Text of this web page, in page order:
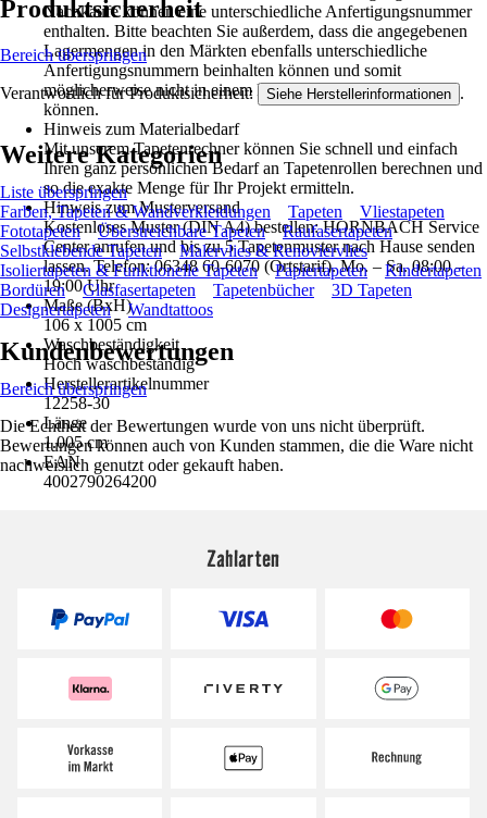
Nachkäufe können eine unterschiedliche Anfertigungsnummer
enthalten. Bitte beachten Sie außerdem, dass die angegebenen
Lagermengen in den Märkten ebenfalls unterschiedliche
Anfertigungsnummern beinhalten können und somit
möglicherweise nicht in einem Projekt verarbeitet werden
können.
Hinweis zum Materialbedarf
Mit unserem Tapetenrechner können Sie schnell und einfach
Ihren ganz persönlichen Bedarf an Tapetenrollen berechnen und
so die exakte Menge für Ihr Projekt ermitteln.
Hinweis zum Musterversand
Kostenloses Muster (DIN A4) bestellen: HORNBACH Service
Center anrufen und bis zu 5 Tapetenmuster nach Hause senden
lassen. Telefon: 06348 60-6070 (Ortstarif). Mo. – Sa. 08:00 –
19:00 Uhr
Maße (BxH)
106 x 1005 cm
Waschbeständigkeit
Hoch waschbeständig
Herstellerartikelnummer
12258-30
Länge
1.005 cm
EAN
4002790264200
Produktsicherheit
Bereich überspringen
Verantwortlich für Produktsicherheit: Siehe Herstellerinformationen .
Weitere Kategorien
Liste überspringen
Farben, Tapeten & Wandverkleidungen
Tapeten
Vliestapeten
Fototapeten
Überstreichbare Tapeten
Raufasertapeten
Selbstklebende Tapeten
Malervlies & Renoviervlies
Isoliertapeten & Funktionelle Tapeten
Papiertapeten
Kindertapeten
Bordüren
Glasfasertapeten Tapetenbücher
3D Tapeten
Designertapeten
Wandtattoos
Kundenbewertungen
Bereich überspringen
Die Echtheit der Bewertungen wurde von uns nicht überprüft.
Bewertungen können auch von Kunden stammen, die die Ware nicht
nachweislich genutzt oder gekauft haben.
Zahlarten